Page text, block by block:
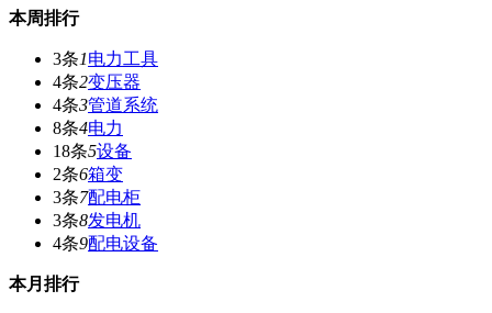
本周排行
3条1电力工具
4条2变压器
4条3管道系统
8条4电力
18条5设备
2条6箱变
3条7配电柜
3条8发电机
4条9配电设备
本月排行